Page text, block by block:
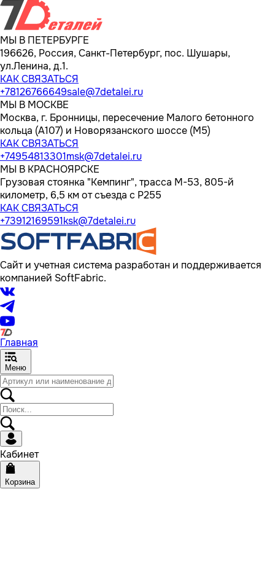
МЫ В ПЕТЕРБУРГЕ
196626, Россия, Санкт-Петербург, пос. Шушары,
ул.Ленина, д.1.
КАК СВЯЗАТЬСЯ
+78126766649sale@7detalei.ru
МЫ В МОСКВЕ
Москва, г. Бронницы, пересечение Малого бетонного
кольца (А107) и Новорязанского шоссе (М5)
КАК СВЯЗАТЬСЯ
+74954813301msk@7detalei.ru
МЫ В КРАСНОЯРСКЕ
Грузовая стоянка "Кемпинг", трасса M-53, 805-й
километр, 6,5 км от съезда с Р255
КАК СВЯЗАТЬСЯ
+73912169591ksk@7detalei.ru
Сайт и учетная система разработан и поддерживается
компанией SoftFabric.
Главная
Меню
Кабинет
Корзина